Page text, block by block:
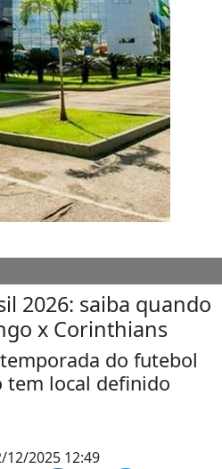
2026: saiba quando
x Corinthians
do futebol
tem local definido
12/2025 12:49